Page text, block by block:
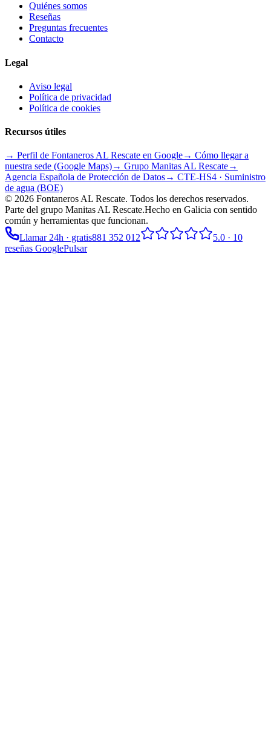
Quiénes somos
Reseñas
Preguntas frecuentes
Contacto
Legal
Aviso legal
Política de privacidad
Política de cookies
Recursos útiles
→ Perfil de Fontaneros AL Rescate en Google→ Cómo llegar a
nuestra sede (Google Maps)→ Grupo Manitas AL Rescate→
Agencia Española de Protección de Datos→ CTE-HS4 · Suministro
de agua (BOE)
© 2026 Fontaneros AL Rescate. Todos los derechos reservados.
Parte del grupo Manitas AL Rescate.Hecho en Galicia con sentido
común y herramientas que funcionan.
Llamar 24h · gratis881 352 012 5.0 · 10
reseñas GooglePulsar